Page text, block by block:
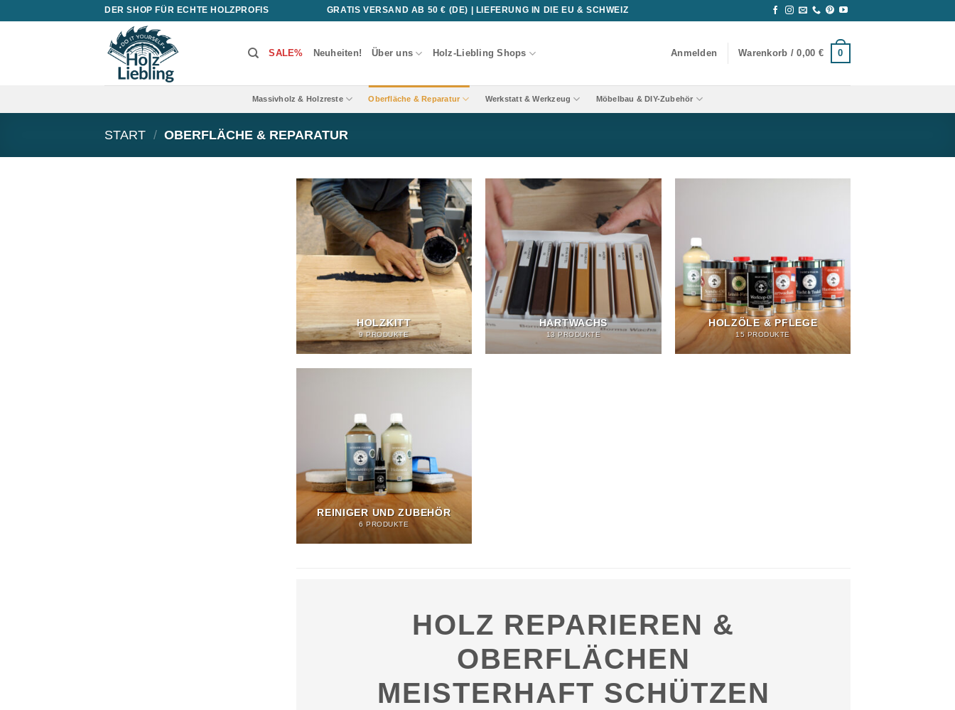
DER SHOP FÜR ECHTE HOLZPROFIS GRATIS VERSAND AB 50 € (DE) | LIEFERUNG IN DIE EU & SCHWEIZ
SALE% Neuheiten! Über uns Holz-Liebling Shops Anmelden Warenkorb /0,00 € 0
Massivholz & Holzreste Oberfläche & Reparatur Werkstatt & Werkzeug Möbelbau & DIY-Zubehör
START / OBERFLÄCHE & REPARATUR
HOLZKITT
9 PRODUKTE
HARTWACHS
13 PRODUKTE
HOLZÖLE & PFLEGE
15 PRODUKTE
REINIGER UND ZUBEHÖR
6 PRODUKTE
HOLZ REPARIEREN &
OBERFLÄCHEN
MEISTERHAFT SCHÜTZEN